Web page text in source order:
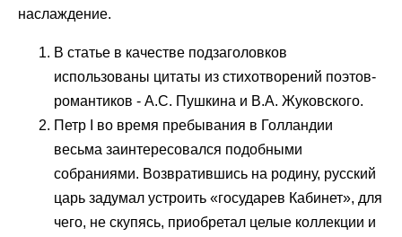
наслаждение.
В статье в качестве подзаголовков
использованы цитаты из стихотворений поэтов-
романтиков - А.С. Пушкина и В.А. Жуковского.
Петр I во время пребывания в Голландии
весьма заинтересовался подобными
собраниями. Возвратившись на родину, русский
царь задумал устроить «государев Кабинет», для
чего, не скупясь, приобретал целые коллекции и